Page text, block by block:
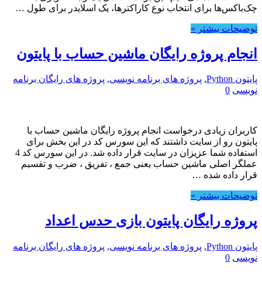
چک‌باکس‌ها برای انتخاب نوع کاراکترها، یک اسلایدر برای طول …
توضیحات بیشتر »
انجام پروژه رایگان ماشین حساب با پایتون
پایتون Python , پروژه های برنامه نویسی, پروژه های رایگان برنامه
نویسی 0
کاربران زیادی درخواست انجام پروژه رایگان ماشین حساب با
پایتون رو از سایت داشتند که این سورس کد در این بخش برای
استفاده شما عزیزان در سایت قرار داده شد. در این سورس کد 4
عملگر اصلی ماشین حساب یعنی جمع ، تفریق ، ضرب و تقسیم
قرار داده شده …
توضیحات بیشتر »
پروژه رایگان پایتون بازی حدس اعداد
پایتون Python , پروژه های برنامه نویسی, پروژه های رایگان برنامه
نویسی 0